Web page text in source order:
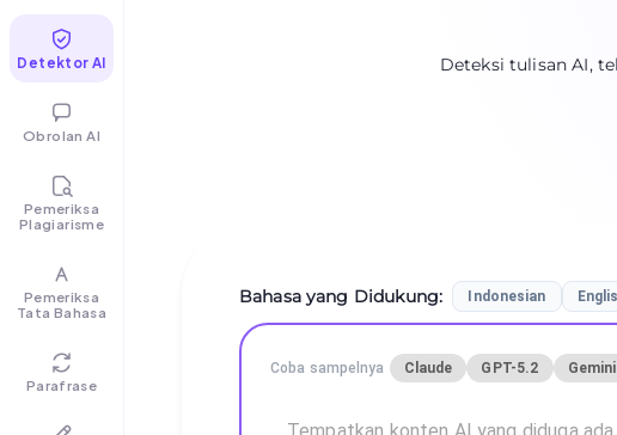
Detektor AI
Obrolan AI
Pemeriksa
Plagiarisme
Pemeriksa
Tata Bahasa
Parafrase
Deteksi tulisan AI,
Bahasa yang Didukung: Indonesian
Coba sampelnya Claude GPT-5.2